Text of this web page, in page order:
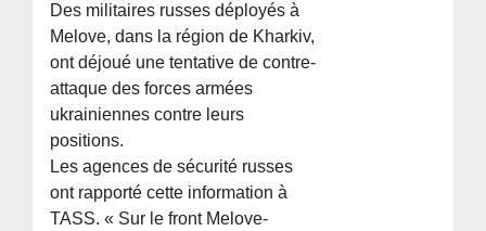
Des militaires russes déployés à
Melove, dans la région de Kharkiv,
ont déjoué une tentative de contre-
attaque des forces armées
ukrainiennes contre leurs
positions.
Les agences de sécurité russes
ont rapporté cette information à
TASS. « Sur le front Melove-